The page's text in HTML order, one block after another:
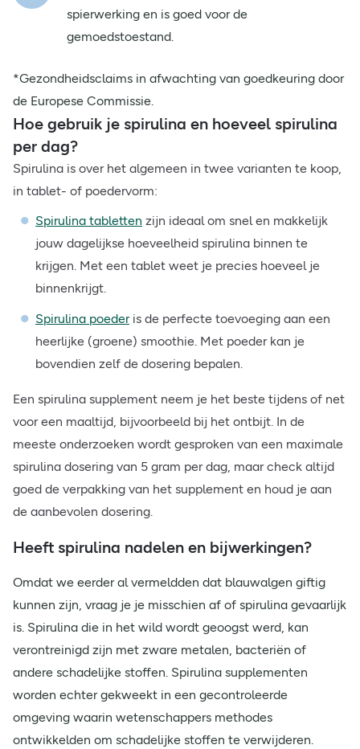
spierwerking en is goed voor de
gemoedstoestand.
*Gezondheidsclaims in afwachting van goedkeuring door
de Europese Commissie.
Hoe gebruik je spirulina en hoeveel spirulina
per dag?
Spirulina is over het algemeen in twee varianten te koop,
in tablet- of poedervorm:
Spirulina tabletten zijn ideaal om snel en makkelijk
jouw dagelijkse hoeveelheid spirulina binnen te
krijgen. Met een tablet weet je precies hoeveel je
binnenkrijgt.
Spirulina poederis de perfecte toevoeging aan een
heerlijke (groene) smoothie. Met poeder kan je
bovendien zelf de dosering bepalen.
Een spirulina supplement neem je het beste tijdens of net
voor een maaltijd, bijvoorbeeld bij het ontbijt. In de
meeste onderzoeken wordt gesproken van een maximale
spirulina dosering van 5 gram per dag, maar check altijd
goed de verpakking van het supplement en houd je aan
de aanbevolen dosering.
Heeft spirulina nadelen en bijwerkingen?
Omdat we eerder al vermeldden dat blauwalgen giftig
kunnen zijn, vraag je je misschien af of spirulina gevaarlijk
is. Spirulina die in het wild wordt geoogst werd, kan
verontreinigd zijn met zware metalen, bacteriën of
andere schadelijke stoffen. Spirulina supplementen
worden echter gekweekt in een gecontroleerde
omgeving waarin wetenschappers methodes
ontwikkelden om schadelijke stoffen te verwijderen.